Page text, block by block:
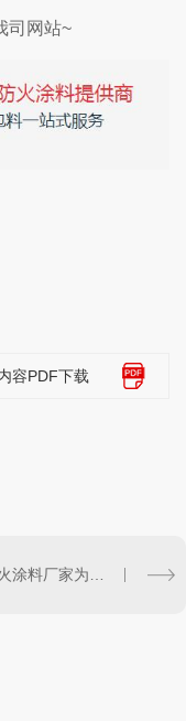
司网站~
容PDF下载